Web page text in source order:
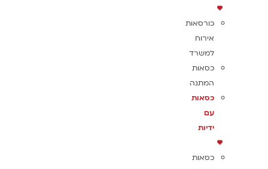
כורסאות
אירוח
למשרד
כסאות
המתנה
כסאות
עם
ידיות
כסאות